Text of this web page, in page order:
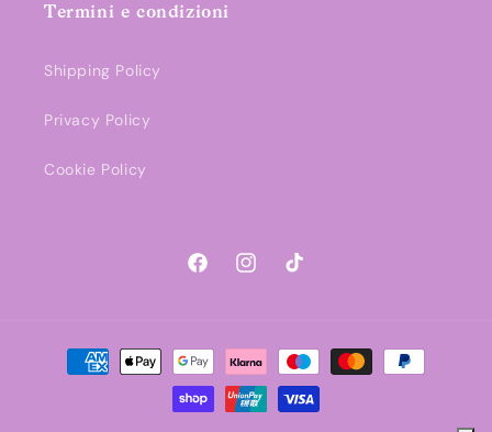
Termini e condizioni
Shipping Policy
Privacy Policy
Cookie Policy
FacebookInstagramTikTok
Metodi